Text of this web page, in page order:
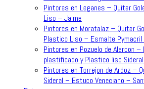
Pintores en Leganes – Quitar
Liso – Jaime
Pintores en Moratalaz – Quitar
Plastico Liso – Esmalte Pymacril
Pintores en Pozuelo de Alarcon –
plastificado y Plastico liso
Pintores en Torrejon de Ardoz –
Sideral – Estuco Veneciano –